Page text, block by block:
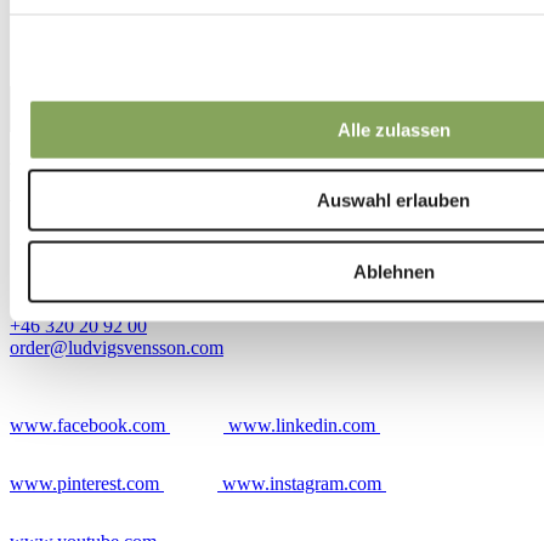
Alle zulassen
Auswahl erlauben
Ablehnen
Bangatan 8
+46 320 20 92 00
order@ludvigsvensson.com
www.facebook.com www.linkedin.com
www.pinterest.com www.instagram.com